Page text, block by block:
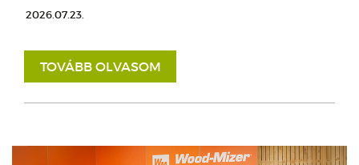
2026.07.23.
TOVÁBB OLVASOM